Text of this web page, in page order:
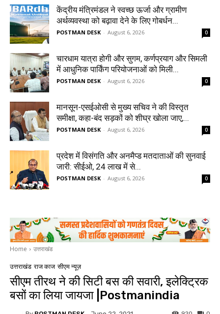
केंद्रीय मंत्रिमंडल ने स्वच्छ ऊर्जा और ग्रामीण
अर्थव्यवस्था को बढ़ावा देने के लिए गोबर्धन...
POSTMAN DESK - August 6, 2026 0
चारधाम यात्रा होगी और सुगम, कर्णप्रयाग और सिमली
में आधुनिक पार्किंग परियोजनाओं को मिली...
POSTMAN DESK - August 6, 2026 0
मानसून-एसईओसी से मुख्य सचिव ने की विस्तृत
समीक्षा, कहा-बंद सड़कों को शीघ्र खोला जाए,...
POSTMAN DESK - August 6, 2026 0
प्रदेश में विसंगति और अनमैप्ड मतदाताओं की सुनवाई
जारी: सीईओ, 24 लाख में से...
POSTMAN DESK - August 6, 2026 0